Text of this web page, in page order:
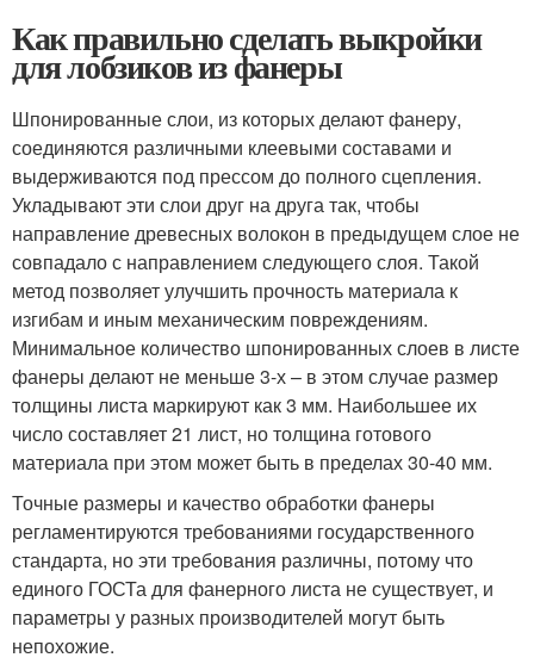
Как правильно сделать выкройки
для лобзиков из фанеры
Шпонированные слои, из которых делают фанеру,
соединяются различными клеевыми составами и
выдерживаются под прессом до полного сцепления.
Укладывают эти слои друг на друга так, чтобы
направление древесных волокон в предыдущем слое не
совпадало с направлением следующего слоя. Такой
метод позволяет улучшить прочность материала к
изгибам и иным механическим повреждениям.
Минимальное количество шпонированных слоев в листе
фанеры делают не меньше 3-х – в этом случае размер
толщины листа маркируют как 3 мм. Наибольшее их
число составляет 21 лист, но толщина готового
материала при этом может быть в пределах 30-40 мм.
Точные размеры и качество обработки фанеры
регламентируются требованиями государственного
стандарта, но эти требования различны, потому что
единого ГОСТа для фанерного листа не существует, и
параметры у разных производителей могут быть
непохожие.